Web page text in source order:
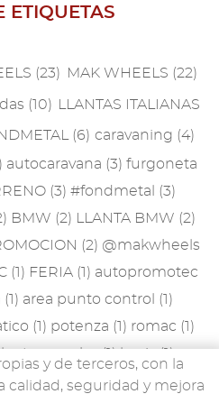
y de terceros, con la
calidad, seguridad y mejora
ETIQUETAS
(23) MAK WHEELS (22)
(10) LLANTAS ITALIANAS
(6) caravaning (4)
autocaravana (3) furgoneta
(3) #fondmetal (3)
BMW (2) LLANTA BMW (2)
(2) @makwheels
(1) FERIA (1) autopromotec
(1) area punto control (1)
(1) potenza (1) romac (1)
porsche(1) lewis(1)
(1) mille miglia(1) npk(1)